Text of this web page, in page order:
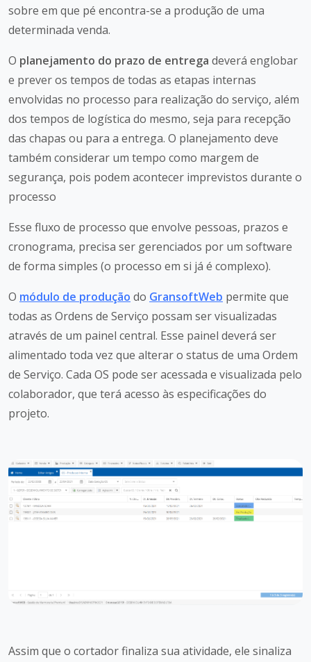
sobre em que pé encontra-se a produção de uma
determinada venda.
O planejamento do prazo de entrega deverá englobar
e prever os tempos de todas as etapas internas
envolvidas no processo para realização do serviço, além
dos tempos de logística do mesmo, seja para recepção
das chapas ou para a entrega. O planejamento deve
também considerar um tempo como margem de
segurança, pois podem acontecer imprevistos durante o
processo
Esse fluxo de processo que envolve pessoas, prazos e
cronograma, precisa ser gerenciados por um software
de forma simples (o processo em si já é complexo).
O módulo de produção do GransoftWeb permite que
todas as Ordens de Serviço possam ser visualizadas
através de um painel central. Esse painel deverá ser
alimentado toda vez que alterar o status de uma Ordem
de Serviço. Cada OS pode ser acessada e visualizada pelo
colaborador, que terá acesso às especificações do
projeto.
Assim que o cortador finaliza sua atividade, ele sinaliza